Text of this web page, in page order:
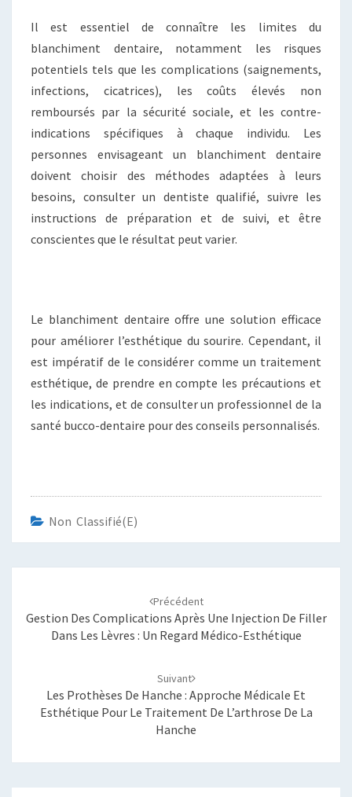
Il est essentiel de connaître les limites du
blanchiment dentaire, notamment les risques
potentiels tels que les complications (saignements,
infections, cicatrices), les coûts élevés non
remboursés par la sécurité sociale, et les contre-
indications spécifiques à chaque individu. Les
personnes envisageant un blanchiment dentaire
doivent choisir des méthodes adaptées à leurs
besoins, consulter un dentiste qualifié, suivre les
instructions de préparation et de suivi, et être
conscientes que le résultat peut varier.
Le blanchiment dentaire offre une solution efficace
pour améliorer l’esthétique du sourire. Cependant, il
est impératif de le considérer comme un traitement
esthétique, de prendre en compte les précautions et
les indications, et de consulter un professionnel de la
santé bucco-dentaire pour des conseils personnalisés.
Non Classifié(e)
Précédent
Gestion Des Complications Après Une Injection De Filler
Dans Les Lèvres : Un Regard Médico-Esthétique
Suivant
Les Prothèses De Hanche : Approche Médicale Et
Esthétique Pour Le Traitement De L’arthrose De La
Hanche